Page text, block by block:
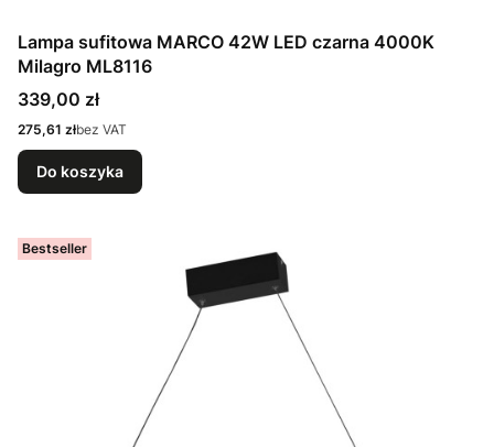
Lampa sufitowa MARCO 42W LED czarna 4000K
Milagro ML8116
Cena
339,00 zł
Cena
275,61 złbez VAT
Do koszyka
Bestseller